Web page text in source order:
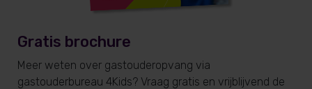
Gratis brochure
Meer weten over gastouderopvang via
gastouderbureau 4Kids? Vraag gratis en vrijblijvend de